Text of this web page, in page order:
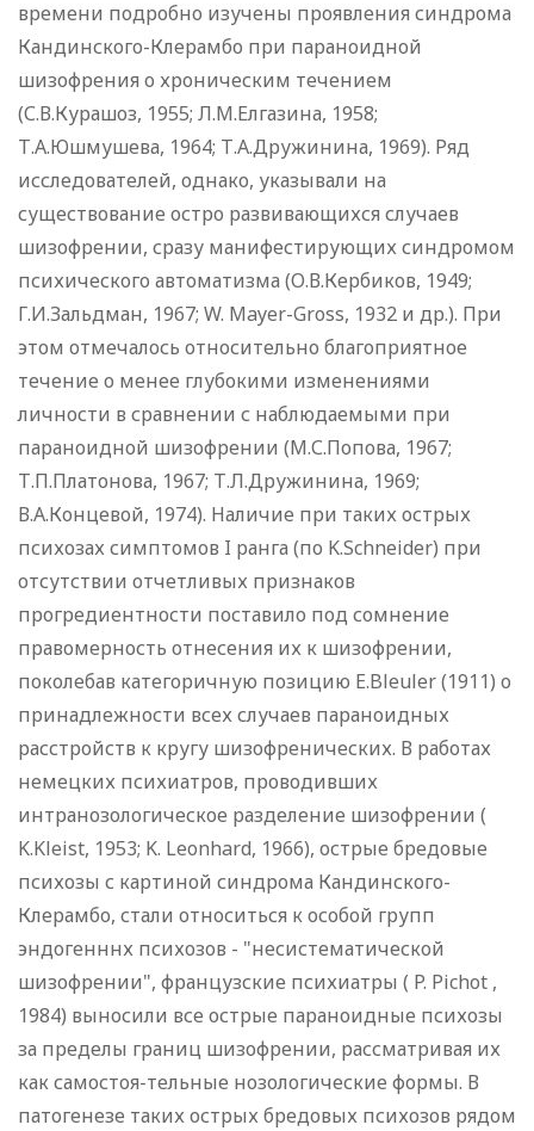
времени подробно изучены проявления синдрома
Кандинского-Клерамбо при параноидной
шизофрения о хроническим течением
(С.В.Курашоз, 1955; Л.М.Елгазина, 1958;
Т.А.Юшмушева, 1964; Т.А.Дружинина, 1969). Ряд
исследователей, однако, указывали на
существование остро развивающихся случаев
шизофрении, сразу манифестирующих синдромом
психического автоматизма (О.В.Кербиков, 1949;
Г.И.Зальдман, 1967; W. Mayer-Gross, 1932 и др.). При
этом отмечалось относительно благоприятное
течение о менее глубокими изменениями
личности в сравнении с наблюдаемыми при
параноидной шизофрении (М.С.Попова, 1967;
Т.П.Платонова, 1967; Т.Л.Дружинина, 1969;
В.А.Концевой, 1974). Наличие при таких острых
психозах симптомов I ранга (по K.Schneider) при
отсутствии отчетливых признаков
прогредиентности поставило под сомнение
правомерность отнесения их к шизофрении,
поколебав категоричную позицию E.Bleuler (1911) о
принадлежности всех случаев параноидных
расстройств к кругу шизофренических. В работах
немецких психиатров, проводивших
интранозологическое разделение шизофрении (
K.Kleist, 1953; K. Leonhard, 1966), острые бредовые
психозы с картиной синдрома Кандинского-
Клерамбо, стали относиться к особой групп
эндогенннх психозов - "несистематической
шизофрении", французские психиатры ( P. Pichot ,
1984) выносили все острые параноидные психозы
за пределы границ шизофрении, рассматривая их
как самостоя-тельные нозологические формы. В
патогенезе таких острых бредовых психозов рядом